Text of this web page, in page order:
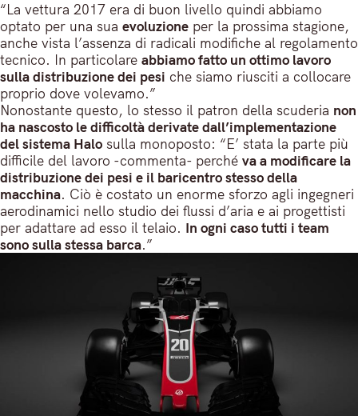
“La vettura 2017 era di buon livello quindi abbiamo
optato per una sua evoluzione per la prossima stagione,
anche vista l’assenza di radicali modifiche al regolamento
tecnico. In particolare abbiamo fatto un ottimo lavoro
sulla distribuzione dei pesi che siamo riusciti a collocare
proprio dove volevamo.”
Nonostante questo, lo stesso il patron della scuderia non
ha nascosto le difficoltà derivate dall’implementazione
del sistema Halo sulla monoposto: “E’ stata la parte più
difficile del lavoro -commenta- perché va a modificare la
distribuzione dei pesi e il baricentro stesso della
macchina. Ciò è costato un enorme sforzo agli ingegneri
aerodinamici nello studio dei flussi d’aria e ai progettisti
per adattare ad esso il telaio. In ogni caso tutti i team
sono sulla stessa barca.”